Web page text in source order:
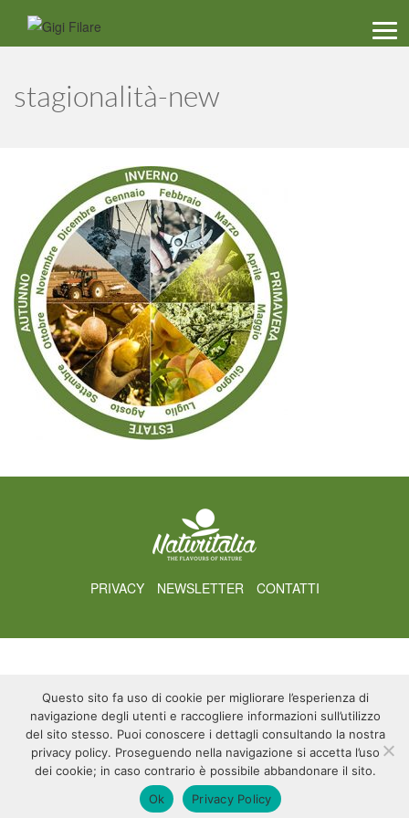
stagionalità-new
PRIVACY NEWSLETTER CONTATTI
Questo sito fa uso di cookie per migliorare l’esperienza di
navigazione degli utenti e raccogliere informazioni sull’utilizzo
del sito stesso. Puoi conoscere i dettagli consultando la nostra
privacy policy. Proseguendo nella navigazione si accetta l’uso
dei cookie; in caso contrario è possibile abbandonare il sito.
Ok
Privacy Policy